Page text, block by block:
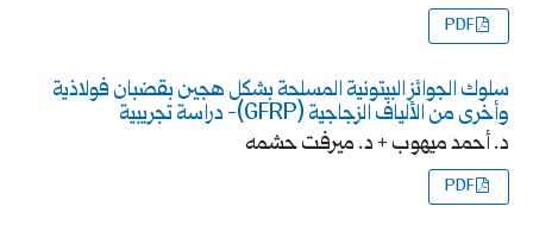
PDF
سلوك الجوائز البيتونية المسلحة بشكل هجين بقضبان فولاذية
وأخرى من الألياف الزجاجية (GFRP)- دراسة تجريبية
د. أحمد ميهوب + د. ميرفت حشمه
PDF